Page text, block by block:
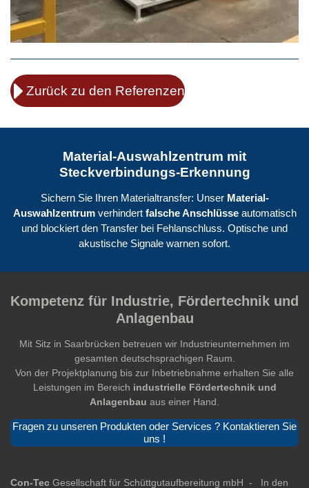
Zurück zu den Referenzen
Material-Auswahlzentrum mit
Steckverbindungs-Erkennung
Sichern Sie Ihren Materialtransfer: Unser Material-
Auswahlzentrumverhindert falsche Anschlüsseautomatisch
und blockiert den Transfer bei Fehlanschluss. Optische und
akustische Signale warnen sofort.
Kompetenz für Industrie, Fördertechnik und
Anlagenbau
Mit Sitz in Saarbrücken betreuen wir Industrieunternehmen im
gesamten deutschsprachigen Raum.
Von der Projektplanung bis zur Inbetriebnahme erhalten Sie alle
Leistungen im Bereich industrielle Fördertechnik und
Anlagenbau aus einer Hand.
Fragen zu unseren Produkten oder Services ? Kontaktieren Sie
uns !
Con-Tec Gesellschaft für Schüttgutaufbereitung mbH - In den